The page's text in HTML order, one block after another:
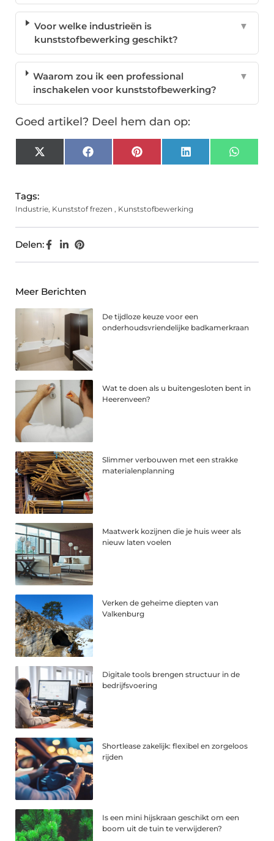
Voor welke industrieën is
kunststofbewerking geschikt?
▼
Waarom zou ik een professional
inschakelen voor kunststofbewerking?
▼
Goed artikel? Deel hem dan op:
X
(Twitter)
FacebookPinterest LinkedIn
Tags:
Industrie, Kunststof frezen , Kunststofbewerking
Delen:
Meer Berichten
De tijdloze keuze voor een
onderhoudsvriendelijke badkamerkraan
Wat te doen als u buitengesloten bent in
Heerenveen?
Slimmer verbouwen met een strakke
materialenplanning
Maatwerk kozijnen die je huis weer als
nieuw laten voelen
Verken de geheime diepten van
Valkenburg
Digitale tools brengen structuur in de
bedrijfsvoering
Shortlease zakelijk: flexibel en zorgeloos
rijden
Is een mini hijskraan geschikt om een
boom uit de tuin te verwijderen?